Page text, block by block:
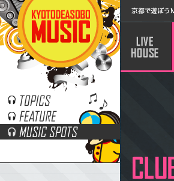
京阪電車神宮丸太
います。ジャンル